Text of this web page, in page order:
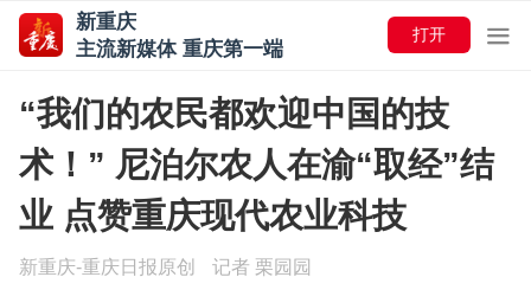
新重庆
主流新媒体 重庆第一端
打开
“我们的农民都欢迎中国的技
术！” 尼泊尔农人在渝“取经”结
业 点赞重庆现代农业科技
新重庆-重庆日报原创 记者 栗园园